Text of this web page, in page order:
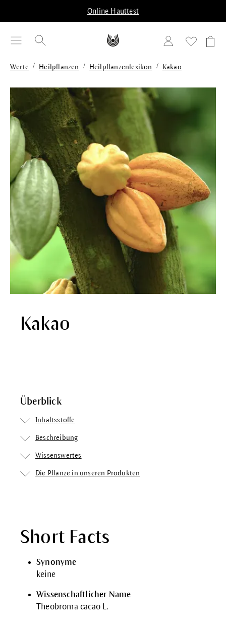
Online Hauttest
Werte / Heilpflanzen / Heilpflanzenlexikon / Kakao
Kakao
Überblick
Inhaltsstoffe
Beschreibung
Wissenswertes
Die Pflanze in unseren Produkten
Short Facts
Synonyme
keine
Wissenschaftlicher Name
Theobroma cacao L.